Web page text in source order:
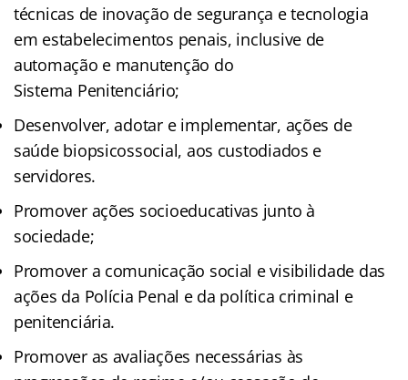
técnicas de inovação de segurança e tecnologia
em estabelecimentos penais, inclusive de
automação e manutenção do
Sistema Penitenciário;
Desenvolver, adotar e implementar, ações de
saúde biopsicossocial, aos custodiados e
servidores.
Promover ações socioeducativas junto à
sociedade;
Promover a comunicação social e visibilidade das
ações da Polícia Penal e da política criminal e
penitenciária.
Promover as avaliações necessárias às